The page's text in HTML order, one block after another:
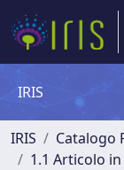
IRIS
IRIS Catalogo
1.1 Articolo